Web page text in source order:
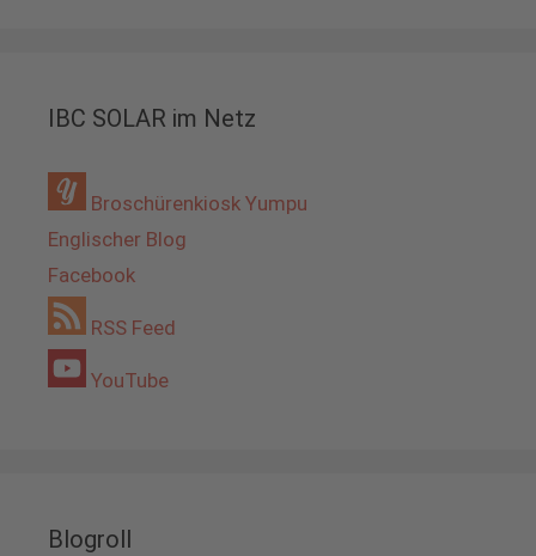
IBC SOLAR im Netz
Broschürenkiosk Yumpu
Englischer Blog
Facebook
RSS Feed
YouTube
Blogroll